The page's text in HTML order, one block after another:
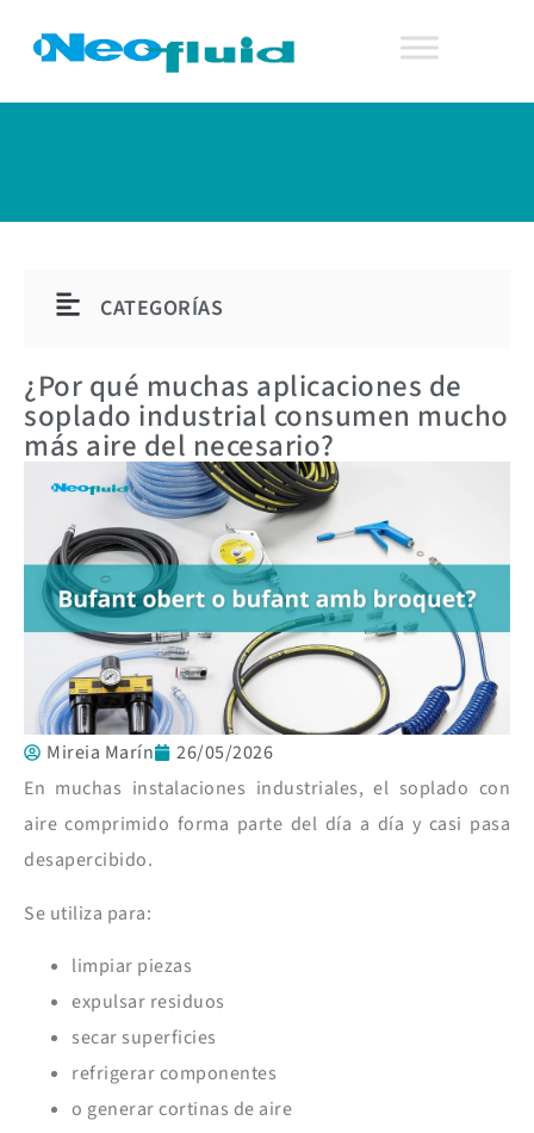
CATEGORÍAS
¿Por qué muchas aplicaciones de
soplado industrial consumen mucho
más aire del necesario?
Mireia Marín
26/05/2026
En muchas instalaciones industriales, el soplado con
aire comprimido forma parte del día a día y casi pasa
desapercibido.
Se utiliza para:
limpiar piezas
expulsar residuos
secar superficies
refrigerar componentes
o generar cortinas de aire